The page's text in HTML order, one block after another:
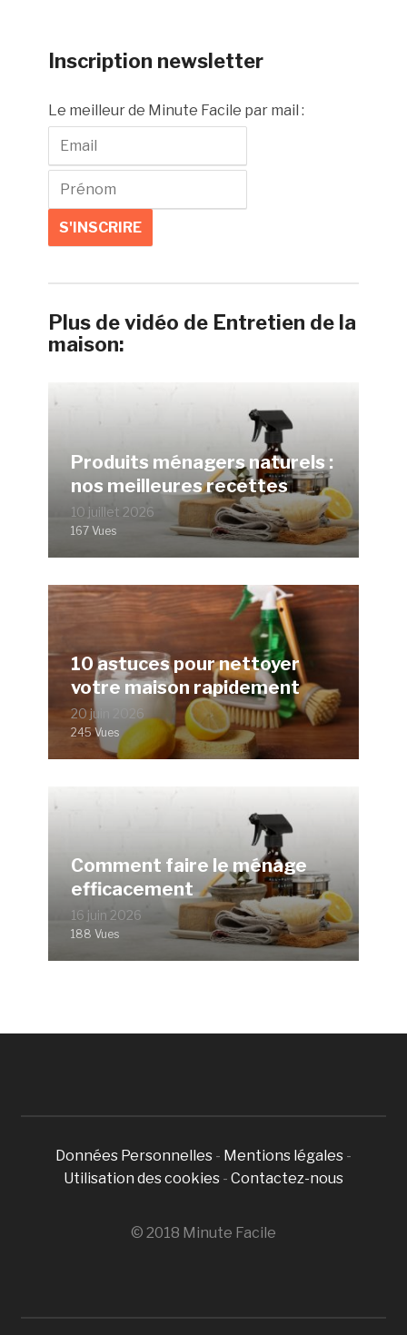
Inscription newsletter
Le meilleur de Minute Facile par mail :
Plus de vidéo de Entretien de la
maison:
Produits ménagers naturels :
nos meilleures recettes
10 juillet 2026
167 Vues
10 astuces pour nettoyer
votre maison rapidement
20 juin 2026
245 Vues
Comment faire le ménage
efficacement
16 juin 2026
188 Vues
Données Personnelles - Mentions légales -
Utilisation des cookies - Contactez-nous
© 2018 Minute Facile